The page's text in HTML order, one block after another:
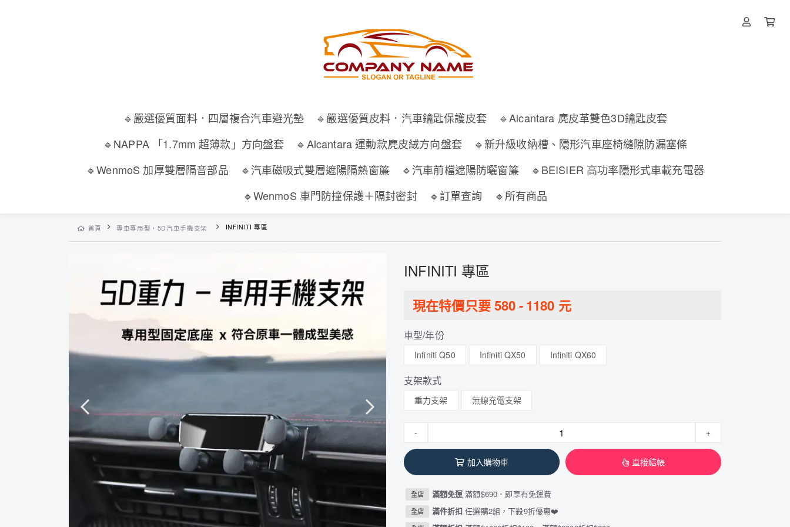
🔹嚴選優質面料．四層複合汽車避光墊 🔹嚴選優質皮料．汽車鑰匙保護皮套
🔹Alcantara 麂皮革雙色3D鑰匙皮套
🔹NAPPA 「1.7mm 超薄款」方向盤套
🔹Alcantara 運動款麂皮絨方向盤套
🔹新升級收納槽、隱形汽車座椅縫隙防漏塞條
🔹WenmoS 加厚雙層隔音部品
🔹汽車磁吸式雙層遮陽隔熱窗簾 🔹汽車前檔遮陽防曬窗簾
🔹BEISIER 高功率隱形式車載充電器
🔹WenmoS 車門防撞保護＋隔封密封
🔹訂單查詢 🔹所有商品
首頁 專車專用型，5D汽車手機支架 INFINITI 專區
INFINITI 專區
現在特價只要580-1180 元
車型/年份
Infiniti Q50 Infiniti QX50 Infiniti QX60
支架款式
重力支架 無線充電支架
- +
加入購物車 直接結帳
全店 滿額免運滿額$690．即享有免運費
全店 滿件折扣任選購2組，下殺9折優惠❤️